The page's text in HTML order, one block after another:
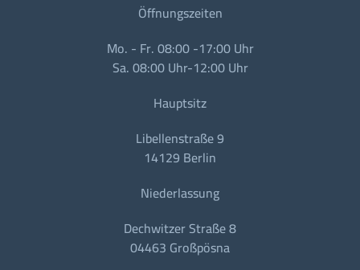
Öffnungszeiten
Mo. - Fr. 08:00 -17:00 Uhr
Sa. 08:00 Uhr-12:00 Uhr
Hauptsitz
Libellenstraße 9
14129 Berlin
Niederlassung
Dechwitzer Straße 8
04463 Großpösna